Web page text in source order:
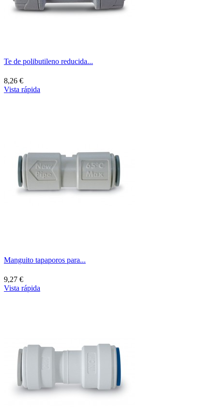
Te de polibutileno reducida...
8,26 €
Vista rápida
Manguito tapaporos para...
9,27 €
Vista rápida